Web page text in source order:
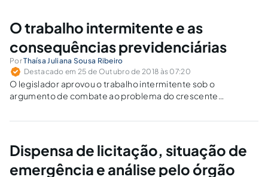
O trabalho intermitente e as
consequências previdenciárias
PorThaísa Juliana Sousa Ribeiro
Destacado em 25 de Outubro de 2018 às 07:20
O legislador aprovou o trabalho intermitente sob o
argumento de combate ao problema do crescente
medida em que ela não enfrenta, não diminui e não possui
Dispensa de licitação, situação de
emergência e análise pelo órgão